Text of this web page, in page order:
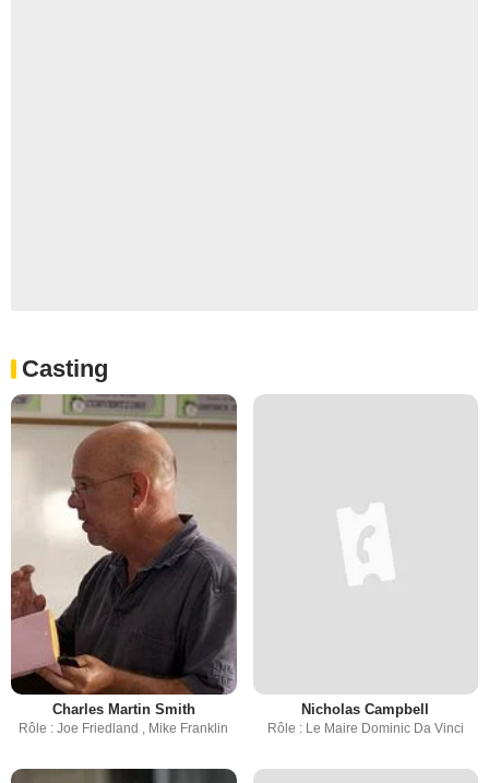
Casting
Charles Martin Smith
Rôle : Joe Friedland , Mike Franklin
Nicholas Campbell
Rôle : Le Maire Dominic Da Vinci